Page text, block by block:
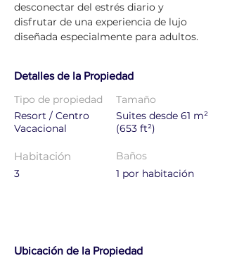
desconectar del estrés diario y
disfrutar de una experiencia de lujo
diseñada especialmente para adultos.
Detalles de la Propiedad
Tipo de propiedad
Resort / Centro
Vacacional
Habitación
3
Tamaño
Suites desde 61 m²
(653 ft²)
Baños
1 por habitación
Ubicación de la Propiedad